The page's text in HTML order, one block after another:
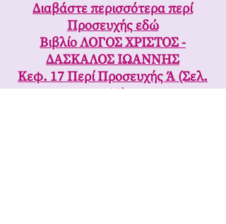
Διαβάστε περισσότερα περί
Προσευχής εδώ
Βιβλίο ΛΟΓΟΣ ΧΡΙΣΤΟΣ -
ΔΑΣΚΑΛΟΣ ΙΩΑΝΝΗΣ
Κεφ. 17 Περί Προσευχής Ά (Σελ.
132)